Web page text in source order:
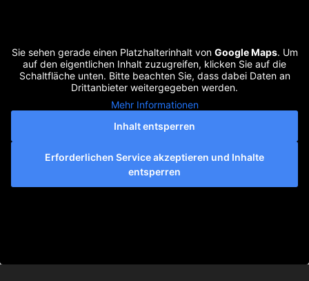
Sie sehen gerade einen Platzhalterinhalt von Google Maps. Um
auf den eigentlichen Inhalt zuzugreifen, klicken Sie auf die
Schaltfläche unten. Bitte beachten Sie, dass dabei Daten an
Drittanbieter weitergegeben werden.
Mehr Informationen
Inhalt entsperren
Erforderlichen Service akzeptieren und Inhalte
entsperren